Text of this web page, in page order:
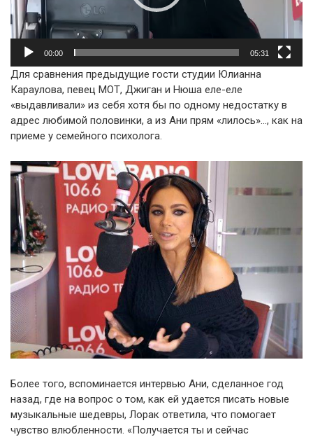
00:00 05:31
Для сравнения предыдущие гости студии Юлианна
Караулова, певец МОТ, Джиган и Нюша еле-еле
«выдавливали» из себя хотя бы по одному недостатку в
адрес любимой половинки, а из Ани прям «лилось»…, как на
приеме у семейного психолога.
Более того, вспоминается интервью Ани, сделанное год
назад, где на вопрос о том, как ей удается писать новые
музыкальные шедевры, Лорак ответила, что помогает
чувство влюбленности. «Получается ты и сейчас